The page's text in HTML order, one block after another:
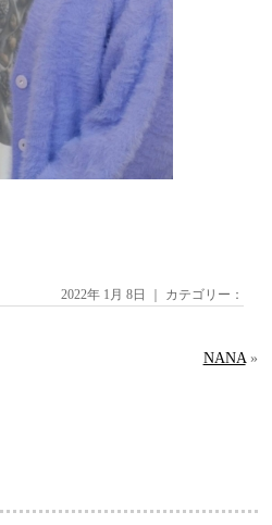
2022年 1月 8日 ｜ カテゴリー：
NANA»